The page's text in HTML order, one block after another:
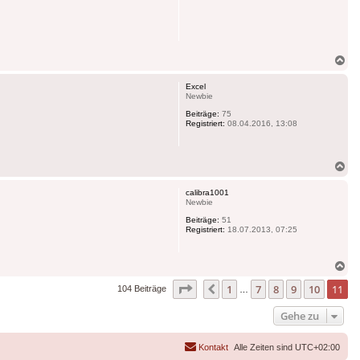
Excel
Newbie
Beiträge: 75
Registriert: 08.04.2016, 13:08
calibra1001
Newbie
Beiträge: 51
Registriert: 18.07.2013, 07:25
104 Beiträge Seite 11 11
Vorherige
1 7 8 9 10 11
Gehe zu
Alle Zeiten sind UTC+02:00
Kontakt